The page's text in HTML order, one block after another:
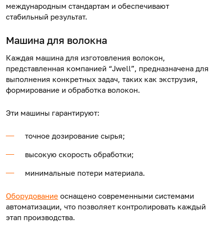
международным стандартам и обеспечивают
стабильный результат.
Машина для волокна
Каждая машина для изготовления волокон,
представленная компанией “Jwell”, предназначена для
выполнения конкретных задач, таких как экструзия,
формирование и обработка волокон.
Эти машины гарантируют:
точное дозирование сырья;
высокую скорость обработки;
минимальные потери материала.
Оборудование оснащено современными системами
автоматизации, что позволяет контролировать каждый
этап производства.